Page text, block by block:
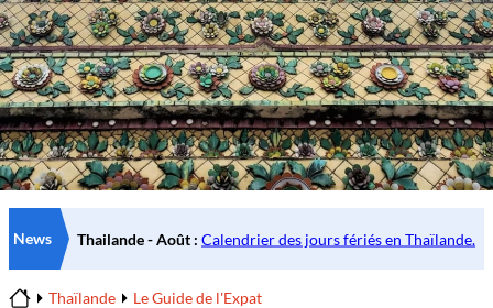
News
Thaïlande
Le Guide de l'Expat